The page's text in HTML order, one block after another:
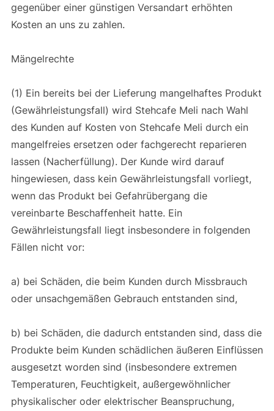
gegenüber einer günstigen Versandart erhöhten
Kosten an uns zu zahlen.
Mängelrechte
(1) Ein bereits bei der Lieferung mangelhaftes Produkt
(Gewährleistungsfall) wird Stehcafe Meli nach Wahl
des Kunden auf Kosten von Stehcafe Meli durch ein
mangelfreies ersetzen oder fachgerecht reparieren
lassen (Nacherfüllung). Der Kunde wird darauf
hingewiesen, dass kein Gewährleistungsfall vorliegt,
wenn das Produkt bei Gefahrübergang die
vereinbarte Beschaffenheit hatte. Ein
Gewährleistungsfall liegt insbesondere in folgenden
Fällen nicht vor:
a) bei Schäden, die beim Kunden durch Missbrauch
oder unsachgemäßen Gebrauch entstanden sind,
b) bei Schäden, die dadurch entstanden sind, dass die
Produkte beim Kunden schädlichen äußeren Einflüssen
ausgesetzt worden sind (insbesondere extremen
Temperaturen, Feuchtigkeit, außergewöhnlicher
physikalischer oder elektrischer Beanspruchung,